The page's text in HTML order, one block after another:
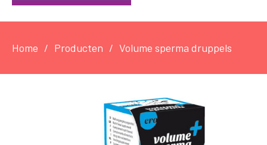
Home Producten Volume sperma druppels